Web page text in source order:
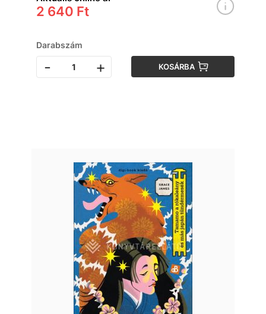
2 640 Ft
Darabszám
- + KOSÁRBA